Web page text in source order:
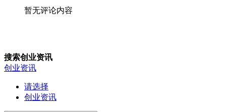
暂无评论内容
搜索创业资讯
创业资讯
请选择
创业资讯